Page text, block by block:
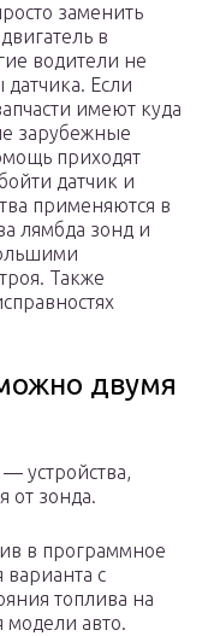
заменить
в
водители не
Если
имеют куда
зарубежные
приходят
датчик и
применяются в
лямбда зонд и
Также
двумя
устройства,
от зонда.
в программное
с
топлива на
модели авто.